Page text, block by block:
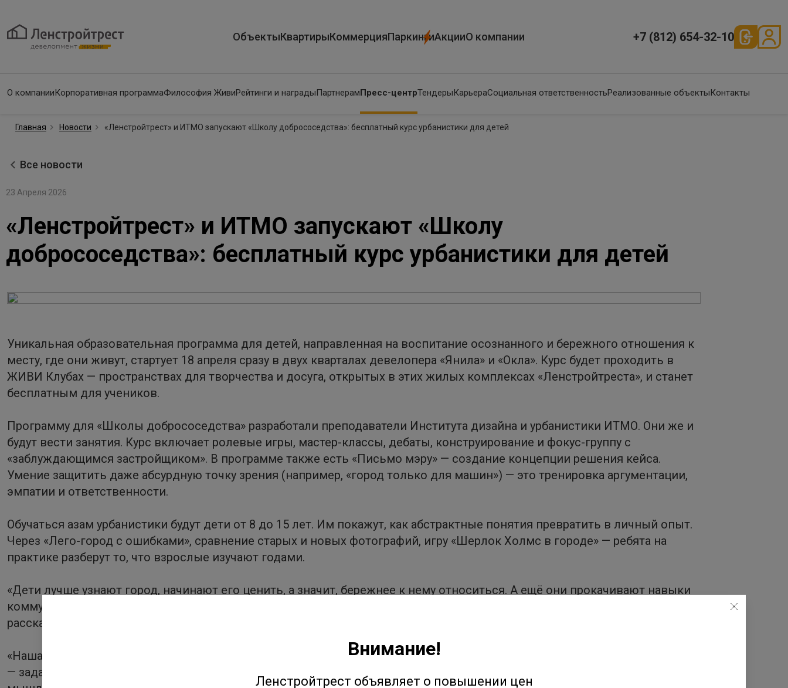
ОбъектыКвартирыКоммерцияПаркингиАкцииО компании +7 (812) 654-32-10
О компанииКорпоративная программаФилософия ЖивиРейтинги и наградыПартнерамПресс-центрТендерыКарьераСоциальная ответственностьРеализованные объектыКонтакты
Главная Новости «Ленстройтрест» и ИТМО запускают «Школу добрососедства»: бесплатный курс урбанистики для детей
Все новости
23 Апреля 2026
«Ленстройтрест» и ИТМО запускают «Школу
добрососедства»: бесплатный курс урбанистики для детей
Уникальная образовательная программа для детей, направленная на воспитание осознанного и бережного отношения к
месту, где они живут, стартует 18 апреля сразу в двух кварталах девелопера «Янила» и «Окла». Курс будет проходить в
ЖИВИ Клубах — пространствах для творчества и досуга, открытых в этих жилых комплексах «Ленстройтреста», и станет
бесплатным для учеников.
Программу для «Школы добрососедства» разработали преподаватели Института дизайна и урбанистики ИТМО. Они же и
будут вести занятия. Курс включает ролевые игры, мастер-классы, дебаты, конструирование и фокус-группу с
«заблуждающимся застройщиком». В программе также есть «Письмо мэру» — создание концепции решения кейса.
Умение защитить даже абсурдную точку зрения (например, «город только для машин») — это тренировка аргументации,
эмпатии и ответственности.
Обучаться азам урбанистики будут дети от 8 до 15 лет. Им покажут, как абстрактные понятия превратить в личный опыт.
Через «Лего-город с ошибками», сравнение старых и новых фотографий, игру «Шерлок Холмс в городе» — ребята на
практике разберут то, что взрослые изучают годами.
«Дети лучше узнают город, начинают его ценить, а значит, бережнее к нему относиться. А ещё они прокачивают навыки
коммуникации, аналитического и проектного мышления — осваивают те же компетенции, что и наши студенты», -
рассказал преподаватель Института дизайна и урбанистики ИТМО Дмитрий Покидов.
«Наша цель — создавать не просто дома, а целые комьюнити и комфортную среду для жизни. Программа учит главному
— задавать вопросы. Почему двор устроен так, а не иначе? Кому это удобно? А кому — нет? Это основа критического
Внимание!
Ленстройтрест объявляет о повышении цен